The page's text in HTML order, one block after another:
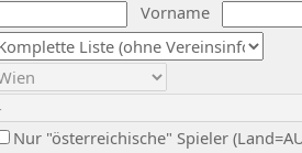
Vorname
Nur "österreichische" Spieler